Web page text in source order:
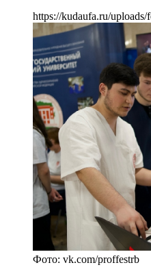
https://kudaufa.ru/
Фото: vk.com/proffestrb